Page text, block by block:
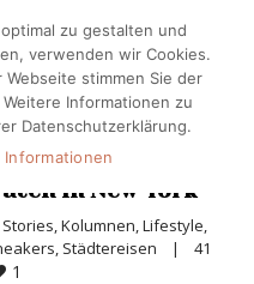
in New York
, Kolumnen, Lifestyle
, Städtereisen |
41
1
zu gestalten und
verwenden wir Cookies.
stimmen Sie der
Informationen zu
Datenschutzerklärung.
Informationen